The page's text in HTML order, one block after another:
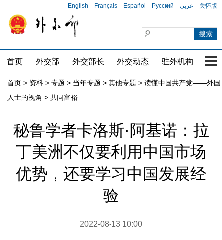
English Français Español Русский عربي 关怀版
首页 外交部 外交部长 外交动态 驻外机构 国
首页 > 资料 > 专题 > 当年专题 > 其他专题 > 读懂中国共产党——外国
人士的视角 > 共同富裕
秘鲁学者卡洛斯·阿基诺：拉
丁美洲不仅要利用中国市场
优势，还要学习中国发展经
验
2022-08-13 10:00